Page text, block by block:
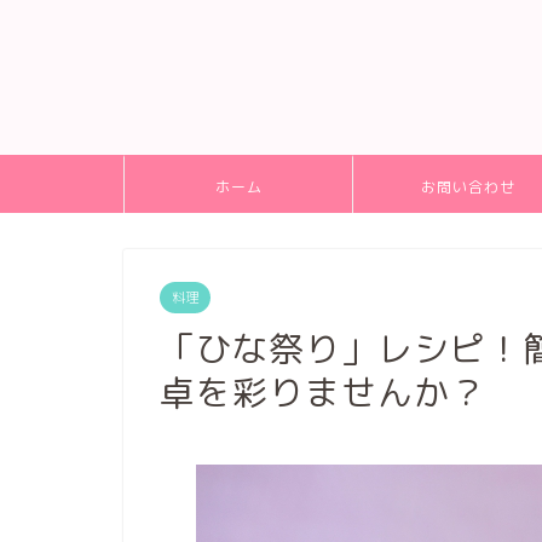
ホーム お問い合わせ
料理
「ひな祭り」レシピ
卓を彩りませんか？